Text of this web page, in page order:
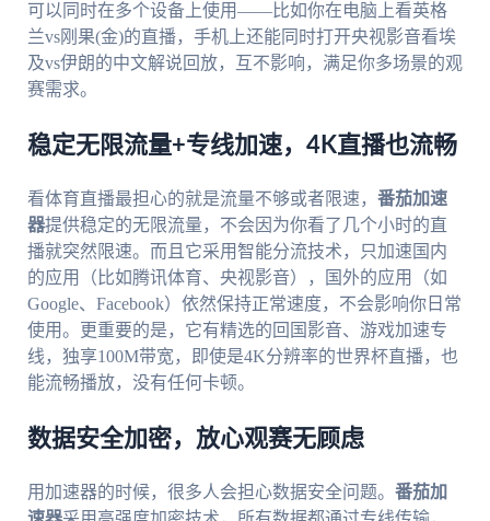
可以同时在多个设备上使用——比如你在电脑上看英格
兰vs刚果(金)的直播，手机上还能同时打开央视影音看埃
及vs伊朗的中文解说回放，互不影响，满足你多场景的观
赛需求。
稳定无限流量+专线加速，4K直播也流畅
看体育直播最担心的就是流量不够或者限速， 番茄加速
器提供稳定的无限流量，不会因为你看了几个小时的直
播就突然限速。而且它采用智能分流技术，只加速国内
的应用（比如腾讯体育、央视影音），国外的应用（如
Google、Facebook）依然保持正常速度，不会影响你日常
使用。更重要的是，它有精选的回国影音、游戏加速专
线，独享100M带宽，即使是4K分辨率的世界杯直播，也
能流畅播放，没有任何卡顿。
数据安全加密，放心观赛无顾虑
用加速器的时候，很多人会担心数据安全问题。 番茄加